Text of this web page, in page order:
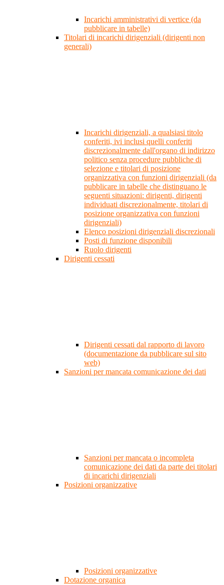
Incarichi amministrativi di vertice (da
pubblicare in tabelle)
Titolari di incarichi dirigenziali (dirigenti non
generali)
Incarichi dirigenziali, a qualsiasi titolo
conferiti, ivi inclusi quelli conferiti
discrezionalmente dall'organo di indirizzo
politico senza procedure pubbliche di
selezione e titolari di posizione
organizzativa con funzioni dirigenziali (da
pubblicare in tabelle che distinguano le
seguenti situazioni: dirigenti, dirigenti
individuati discrezionalmente, titolari di
posizione organizzativa con funzioni
dirigenziali)
Elenco posizioni dirigenziali discrezionali
Posti di funzione disponibili
Ruolo dirigenti
Dirigenti cessati
Dirigenti cessati dal rapporto di lavoro
(documentazione da pubblicare sul sito
web)
Sanzioni per mancata comunicazione dei dati
Sanzioni per mancata o incompleta
comunicazione dei dati da parte dei titolari
di incarichi dirigenziali
Posizioni organizzative
Posizioni organizzative
Dotazione organica